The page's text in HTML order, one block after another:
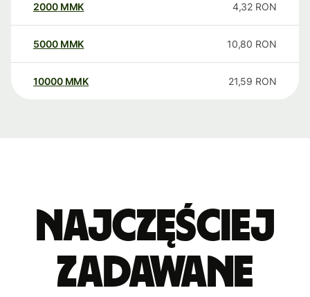
2000 MMK 4,32 RON
5000 MMK 10,80 RON
10000 MMK 21,59 RON
Najczęściej
zadawane